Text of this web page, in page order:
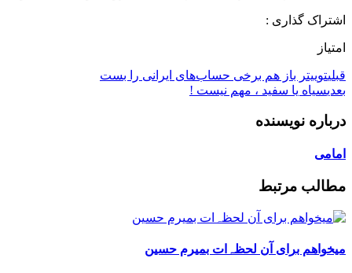
اشتراک گذاری :
امتیاز
قبلیتوییتر باز هم برخی حساب‌های ایرانی را بست
بعدیسیاه یا سفید ، مهم نیست !
درباره نویسنده
امامی
مطالب مرتبط
میخواهم برای آن لحظہ‌ات بمیرم حسین